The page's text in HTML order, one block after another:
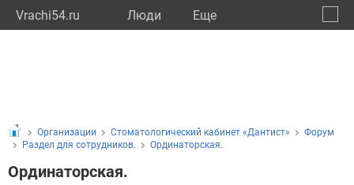
Vrachi54.ru Люди Eще
Организации Стоматологический кабинет «Дантист»
Форум
Раздел для сотрудников.
Ординаторская.
Ординаторская.